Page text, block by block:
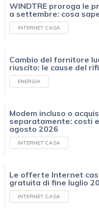
WINDTRE proroga le
a settembre: cosa
INTERNET CASA
Cambio del fornitore
riuscito: le cause del
ENERGIA
Modem incluso o
separatamente: costi
agosto 2026
INTERNET CASA
Le offerte Internet
gratuita di fine luglio
INTERNET CASA